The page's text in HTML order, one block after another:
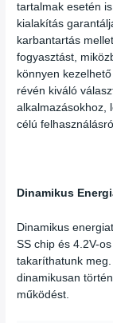
tartalmak esetén
kialakítás
karbantartás
fogyasztást,
könnyen
révén kiváló
alkalmazásokhoz,
célú
Dinamikus
Dinamikus
SS chip és 4.2V-
takaríthatunk
dinamikusan
működést.